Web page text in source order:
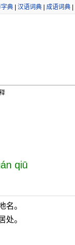
典| 汉语词典| 成语词典|
qiū
名。
处。